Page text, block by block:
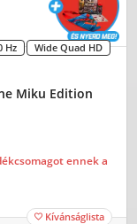
Wide Quad HD
Hz
Miku Edition
ennek a
 Kívánságlista